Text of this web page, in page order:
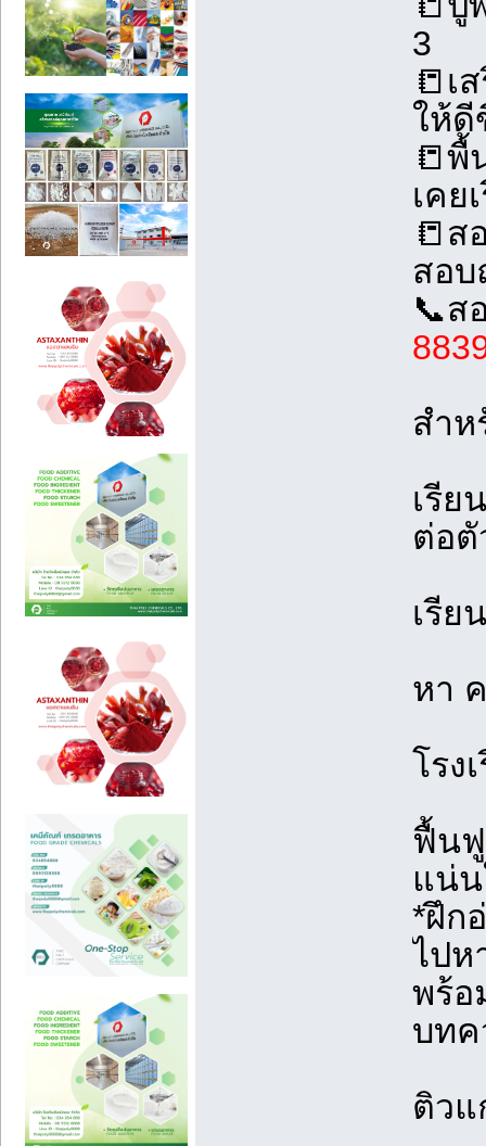
3
📒เ
ให้
📒พื้
เคย
📒ส
สอบ
📞ส
สำห
เรี
ต่อตั
เรี
หา
โรง
ฟื้นฟู
แน่
*ฝึก
ไปห
พร้อ
บทค
ติวแ